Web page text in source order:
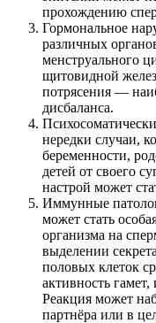
прохождению
Гормональное
различных
менструального
щитовидной
потрясения —
дисбаланса.
нередки случаи,
беременности,
детей от своего
настрой может
Иммунные
может стать
организма на
выделении
половых клеток
активность
Реакция может
партнёра или в